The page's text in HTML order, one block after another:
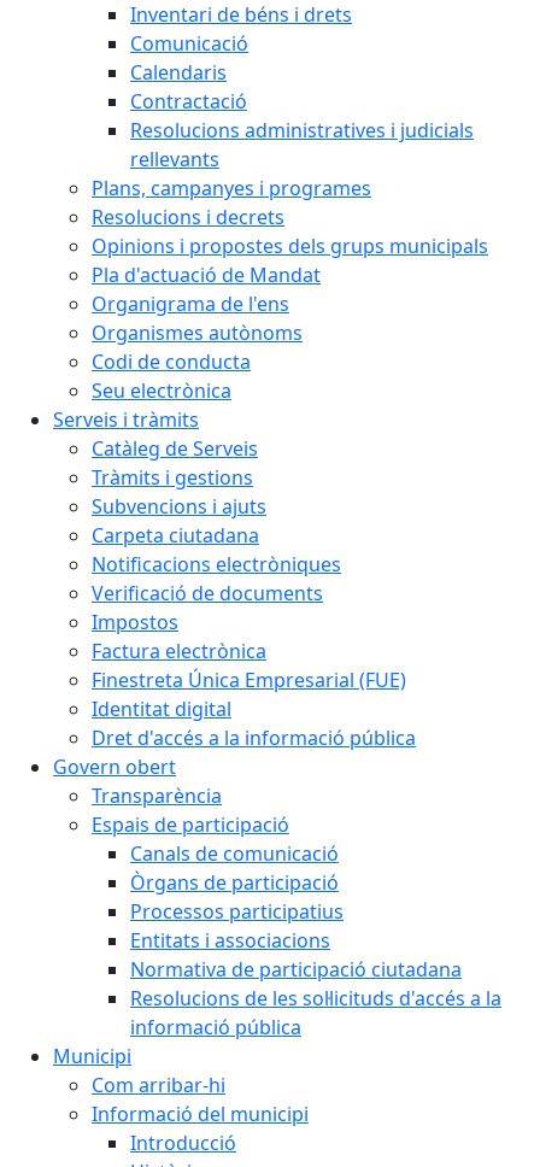
Inventari de béns i drets
Comunicació
Calendaris
Contractació
Resolucions administratives i judicials
rellevants
Plans, campanyes i programes
Resolucions i decrets
Opinions i propostes dels grups municipals
Pla d'actuació de Mandat
Organigrama de l'ens
Organismes autònoms
Codi de conducta
Seu electrònica
Serveis i tràmits
Catàleg de Serveis
Tràmits i gestions
Subvencions i ajuts
Carpeta ciutadana
Notificacions electròniques
Verificació de documents
Impostos
Factura electrònica
Finestreta Única Empresarial (FUE)
Identitat digital
Dret d'accés a la informació pública
Govern obert
Transparència
Espais de participació
Canals de comunicació
Òrgans de participació
Processos participatius
Entitats i associacions
Normativa de participació ciutadana
Resolucions de les sol·licituds d'accés a la
informació pública
Municipi
Com arribar-hi
Informació del municipi
Introducció